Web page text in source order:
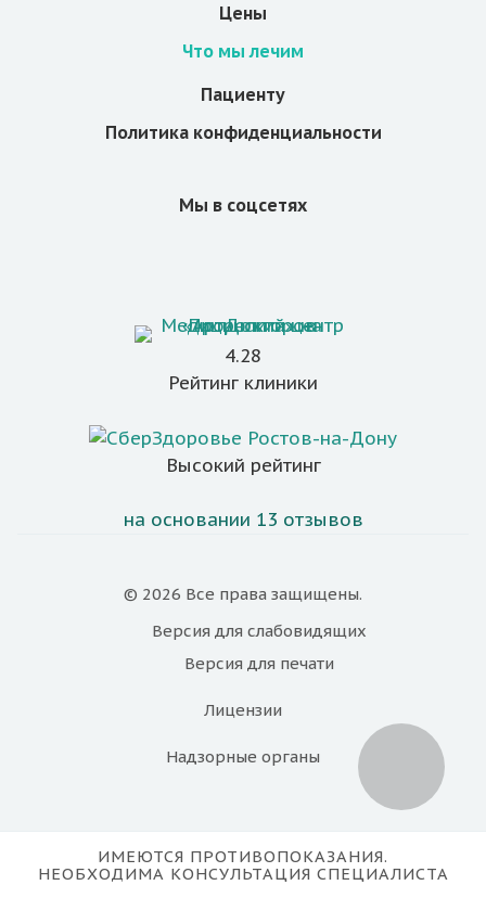
Цены
Что мы лечим
Пациенту
Политика конфиденциальности
Мы в соцсетях
4.28
Рейтинг клиники
Высокий рейтинг
на основании 13 отзывов
© 2026 Все права защищены.
Версия для слабовидящих
Версия для печати
Лицензии
Надзорные органы
ИМЕЮТСЯ ПРОТИВОПОКАЗАНИЯ.
НЕОБХОДИМА КОНСУЛЬТАЦИЯ СПЕЦИАЛИСТА